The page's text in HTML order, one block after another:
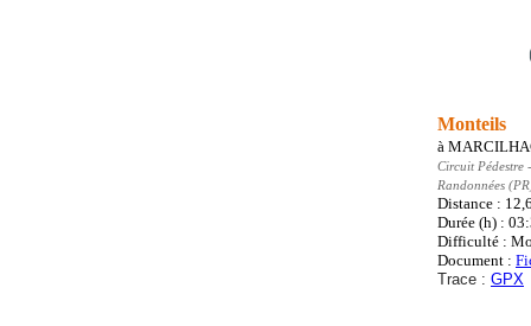
Monteils
à
Circuit Pédestre
Randonnées
Distance :
Durée (h) :
Difficulté :
Document :
Trace : GPX